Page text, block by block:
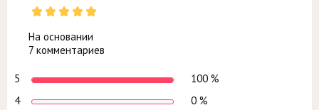
На основании
7 комментариев
5
100 %
4
0 %